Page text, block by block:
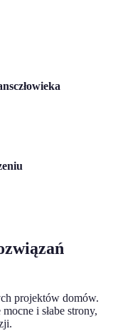
projektów domów.
i słabe strony,